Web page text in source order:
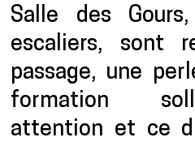
Salle des
escaliers, sont
passage, une
formation
attention et ce